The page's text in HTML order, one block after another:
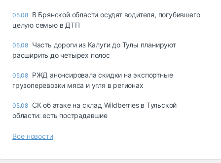
05.08 В Брянской области осудят водителя, погубившего
целую семью в ДТП
05.08 Часть дороги из Калуги до Тулы планируют
расширить до четырех полос
05.08 РЖД анонсировала скидки на экспортные
грузоперевозки мяса и угля в регионах
05.08 СК об атаке на склад Wildberries в Тульской
области: есть пострадавшие
Все новости